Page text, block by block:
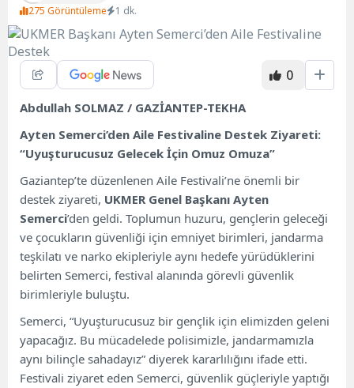
275 Görüntüleme
1 dk.
0
Abdullah SOLMAZ / GAZİANTEP-TEKHA
Ayten Semerci’den Aile Festivaline Destek Ziyareti:
“Uyuşturucusuz Gelecek İçin Omuz Omuza”
Gaziantep’te düzenlenen Aile Festivali’ne önemli bir
destek ziyareti, UKMER Genel Başkanı Ayten
Semerci’den geldi. Toplumun huzuru, gençlerin geleceği
ve çocukların güvenliği için emniyet birimleri, jandarma
teşkilatı ve narko ekipleriyle aynı hedefe yürüdüklerini
belirten Semerci, festival alanında görevli güvenlik
birimleriyle buluştu.
Semerci, “Uyuşturucusuz bir gençlik için elimizden geleni
yapacağız. Bu mücadelede polisimizle, jandarmamızla
aynı bilinçle sahadayız” diyerek kararlılığını ifade etti.
Festivali ziyaret eden Semerci, güvenlik güçleriyle yaptığı